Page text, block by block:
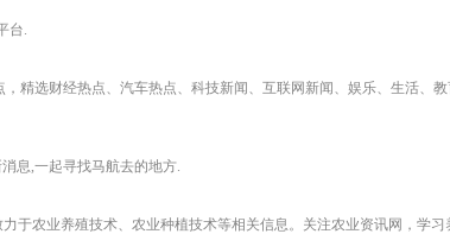
台.
精选财经热点、汽车热点、科技新闻、互联网新闻、娱乐、生活、
息,一起寻找马航去的地方.
于农业养殖技术、农业种植技术等相关信息。关注农业资讯网，学